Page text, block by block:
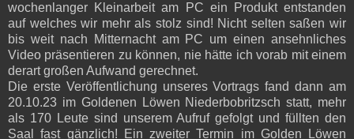
wochenlanger Kleinarbeit am PC ein Produkt entstanden
auf welches wir mehr als stolz sind! Nicht selten saßen wir
bis weit nach Mitternacht am PC um einen ansehnliches
Video präsentieren zu können, nie hätte ich vorab mit einem
derart großen Aufwand gerechnet.
Die erste Veröffentlichung unseres Vortrags fand dann am
20.10.23 im Goldenen Löwen Niederbobritzsch statt, mehr
als 170 Leute sind unserem Aufruf gefolgt und füllten den
Saal fast gänzlich! Ein zweiter Termin im Golden Löwen